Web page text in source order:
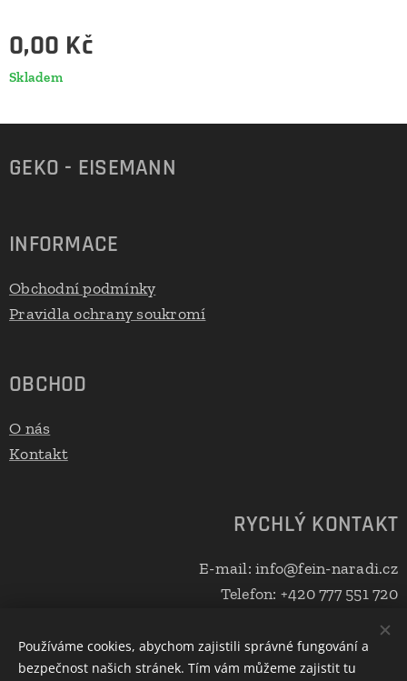
0,00 Kč
Skladem
GEKO - EISEMANN
INFORMACE
Obchodní podmínky
Pravidla ochrany soukromí
OBCHOD
O nás
Kontakt
RYCHLÝ KONTAKT
E-mail: info@fein-naradi.cz
Telefon: +420 777 551 720
Cookies
Používáme cookies, abychom zajistili správné fungování a
bezpečnost našich stránek. Tím vám můžeme zajistit tu